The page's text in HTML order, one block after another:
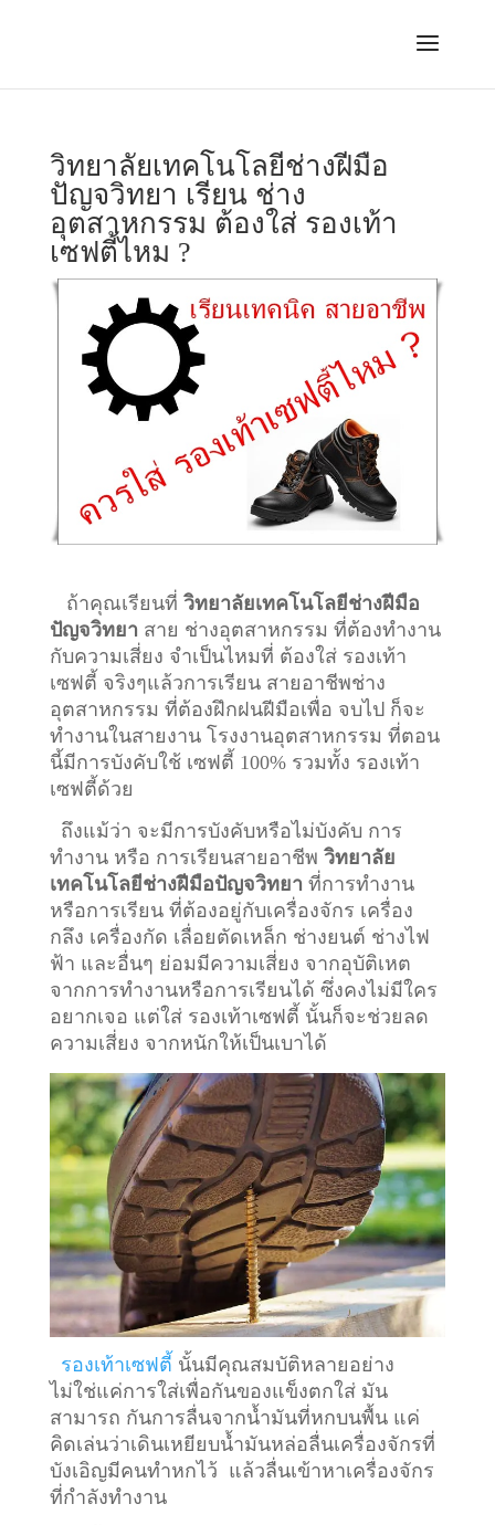
วิทยาลัยเทคโนโลยีช่างฝีมือ
ปัญจวิทยา เรียน ช่าง
อุตสาหกรรม ต้องใส่ รองเท้า
เซฟตี้ไหม ?
ถ้าคุณเรียนที่ วิทยาลัยเทคโนโลยีช่างฝีมือ
ปัญจวิทยา สาย ช่างอุตสาหกรรม ที่ต้องทำงาน
กับความเสี่ยง จำเป็นไหมที่ ต้องใส่ รองเท้า
เซฟตี้ จริงๆแล้วการเรียน สายอาชีพช่าง
อุตสาหกรรม ที่ต้องฝึกฝนฝีมือเพื่อ จบไป ก็จะ
ทำงานในสายงาน โรงงานอุตสาหกรรม ที่ตอน
นี้มีการบังคับใช้ เซฟตี้ 100% รวมทั้ง รองเท้า
เซฟตี้ด้วย
ถึงแม้ว่า จะมีการบังคับหรือไม่บังคับ การ
ทำงาน หรือ การเรียนสายอาชีพ วิทยาลัย
เทคโนโลยีช่างฝีมือปัญจวิทยา ที่การทำงาน
หรือการเรียน ที่ต้องอยู่กับเครื่องจักร เครื่อง
กลึง เครื่องกัด เลื่อยตัดเหล็ก ช่างยนต์ ช่างไฟ
ฟ้า และอื่นๆ ย่อมมีความเสี่ยง จากอุบัติเหต
จากการทำงานหรือการเรียนได้ ซึ่งคงไม่มีใคร
อยากเจอ แต่ใส่ รองเท้าเซฟตี้ นั้นก็จะช่วยลด
ความเสี่ยง จากหนักให้เป็นเบาได้
รองเท้าเซฟตี้ นั้นมีคุณสมบัติหลายอย่าง
ไม่ใช่แค่การใส่เพื่อกันของแข็งตกใส่ มัน
สามารถ กันการลื่นจากน้ำมันที่หกบนพื้น แค่
คิดเล่นว่าเดินเหยียบน้ำมันหล่อลื่นเครื่องจักรที่
บังเอิญมีคนทำหกไว้ แล้วลื่นเข้าหาเครื่องจักร
ที่กำลังทำงาน